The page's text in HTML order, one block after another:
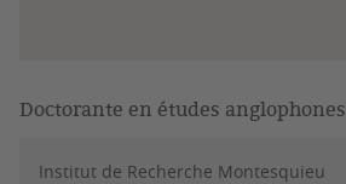
Doctorante en études anglophones
Institut de Recherche Montesquieu